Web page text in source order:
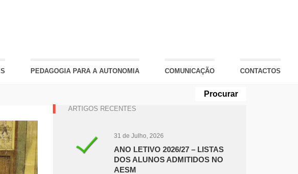
PEDAGOGIA PARA A AUTONOMIA COMUNICAÇÃO CONTACTOS
ARTIGOS RECENTES
31 de Julho, 2026
ANO LETIVO 2026/27 – LISTAS
DOS ALUNOS ADMITIDOS NO
AESM